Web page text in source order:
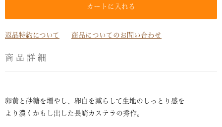
カートに入れる
返品特約について 商品についてのお問い合わせ
商品詳細
卵黄と砂糖を増やし、卵白を減らして生地のしっとり感を
より濃くかもし出した長崎カステラの秀作。